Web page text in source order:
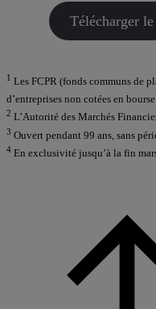
Télécharger
1 Les FCPR (fonds communs de
d’entreprises non cotées en
2 L’Autorité des Marchés
3 Ouvert pendant 99 ans, sans
4 En exclusivité jusqu’à la fin